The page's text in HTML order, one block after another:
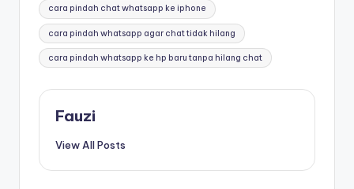
cara pindah chat whatsapp ke iphone
cara pindah whatsapp agar chat tidak hilang
cara pindah whatsapp ke hp baru tanpa hilang chat
Fauzi
View All Posts